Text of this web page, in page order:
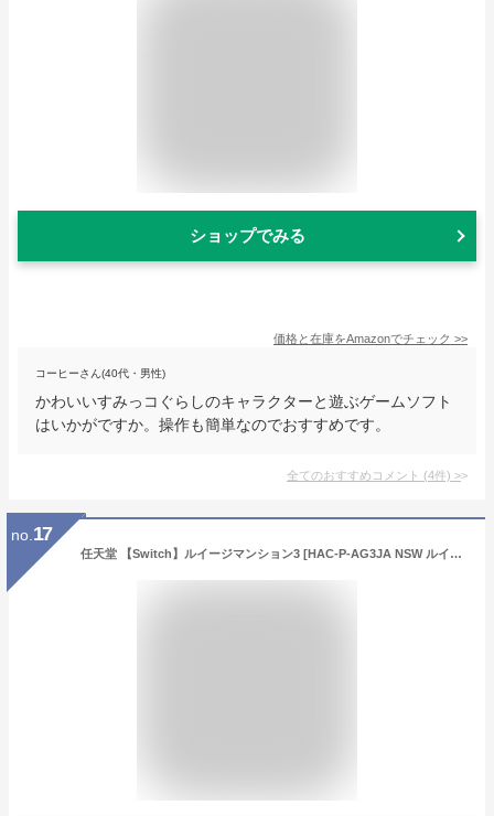
ショップでみる
価格と在庫をAmazonでチェック >>
コーヒーさん(40代・男性)
かわいいすみっコぐらしのキャラクターと遊ぶゲームソフト
はいかがですか。操作も簡単なのでおすすめです。
全てのおすすめコメント (4件) >
no. 17
任天堂 【Switch】ルイージマンション3 [HAC-P-AG3JA NSW ルイージマンション3]